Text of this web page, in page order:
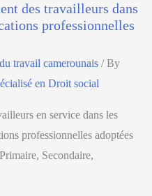
des travailleurs dans
professionnelles
travail camerounais / By
en Droit social
en service dans les
professionnelles adoptées
Secondaire,